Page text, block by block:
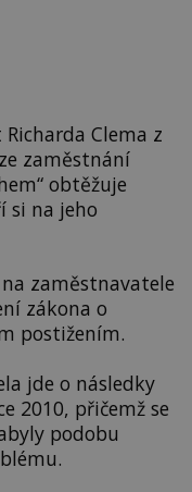
Clema z
zaměstnání
obtěžuje
si na jeho
zaměstnavatele
zákona o
postižením.
jde o následky
2010, přičemž se
podobu